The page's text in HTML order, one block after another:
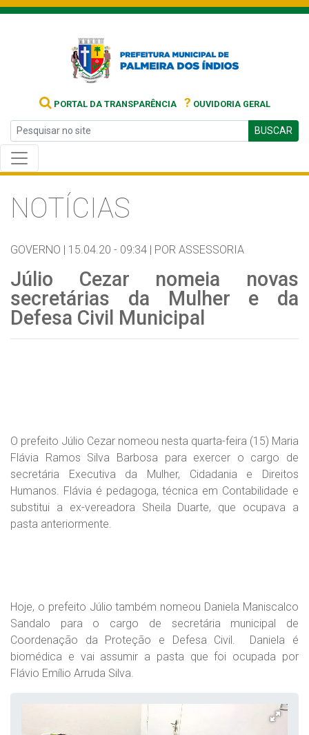
PORTAL DA TRANSPARÊNCIA ? OUVIDORIA GERAL
BUSCAR
NOTÍCIAS
GOVERNO | 15.04.20 - 09:34 | POR ASSESSORIA
Júlio Cezar nomeia novas
secretárias da Mulher e da
Defesa Civil Municipal
O prefeito Júlio Cezar nomeou nesta quarta-feira (15) Maria
Flávia Ramos Silva Barbosa para exercer o cargo de
secretária Executiva da Mulher, Cidadania e Direitos
Humanos. Flávia é pedagoga, técnica em Contabilidade e
substitui a ex-vereadora Sheila Duarte, que ocupava a
pasta anteriormente.
Hoje, o prefeito Júlio também nomeou Daniela Maniscalco
Sandalo para o cargo de secretária municipal de
Coordenação da Proteção e Defesa Civil. Daniela é
biomédica e vai assumir a pasta que foi ocupada por
Flávio Emílio Arruda Silva.